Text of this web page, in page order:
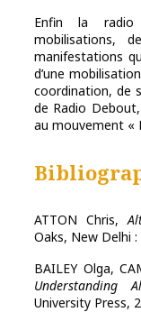
Enfin la radio
mobilisations,
manifestations
d’une
coordination, de
de Radio
au mouvement «
ATTON Chris,
Oaks, New Delhi
BAILEY Olga,
Understanding
University Press,